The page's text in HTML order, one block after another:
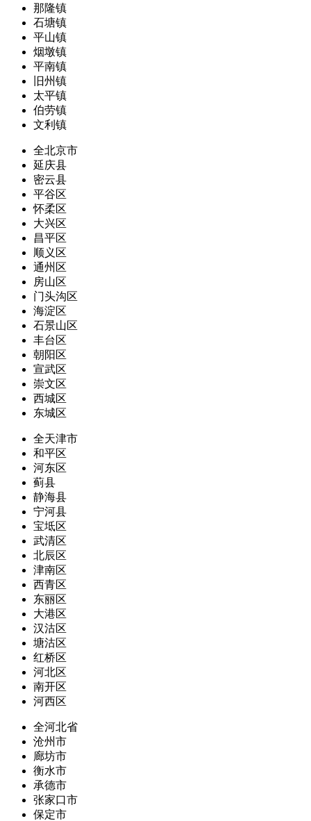
那隆镇
石塘镇
平山镇
烟墩镇
平南镇
旧州镇
太平镇
伯劳镇
文利镇
全北京市
延庆县
密云县
平谷区
怀柔区
大兴区
昌平区
顺义区
通州区
房山区
门头沟区
海淀区
石景山区
丰台区
朝阳区
宣武区
崇文区
西城区
东城区
全天津市
和平区
河东区
蓟县
静海县
宁河县
宝坻区
武清区
北辰区
津南区
西青区
东丽区
大港区
汉沽区
塘沽区
红桥区
河北区
南开区
河西区
全河北省
沧州市
廊坊市
衡水市
承德市
张家口市
保定市